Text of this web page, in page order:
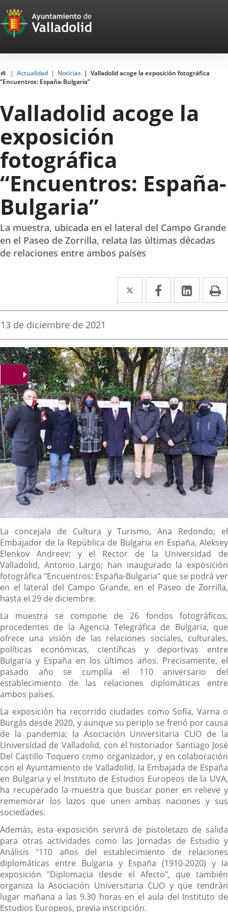
Portal
Web
del
Ayuntamiento
de
Valladolid
HomeActualidad Noticias
Valladolid acoge la exposición fotográfica
“Encuentros: España-Bulgaria”
Valladolid acoge la
exposición
fotográfica
“Encuentros: España-
Bulgaria”
La muestra, ubicada en el lateral del Campo Grande
en el Paseo de Zorrilla, relata las últimas décadas
de relaciones entre ambos países
Twitter
Enlace
a
aplicación
externa.
Facebook
Enlace
a
aplicación
externa.
Enlace
a
Fecha
la
noticia
13 de diciembre de 2021
Descripción
La concejala de Cultura y Turismo, Ana Redondo; el
Embajador de la República de Bulgaria en España, Aleksey
Elenkov Andreev; y el Rector de la Universidad de
Valladolid, Antonio Largo; han inaugurado la exposición
fotográfica "Encuentros: España-Bulgaria" que se podrá ver
en el lateral del Campo Grande, en el Paseo de Zorrilla,
hasta el 29 de diciembre.
La muestra se compone de 26 fondos fotográficos,
procedentes de la Agencia Telegráfica de Bulgaria, que
ofrece una visión de las relaciones sociales, culturales,
políticas económicas, científicas y deportivas entre
Bulgaria y España en los últimos años. Precisamente, el
pasado año se cumplía el 110 aniversario del
establecimiento de las relaciones diplomáticas entre
ambos países.
La exposición ha recorrido ciudades como Sofía, Varna o
Burgás desde 2020, y aunque su periplo se frenó por causa
de la pandemia; la Asociación Universitaria CLIO de la
Universidad de Valladolid, con el historiador Santiago José
Del Castillo Toquero como organizador, y en colaboración
con el Ayuntamiento de Valladolid, la Embajada de España
en Bulgaria y el Instituto de Estudios Europeos de la UVA,
ha recuperado la muestra que buscar poner en relieve y
rememorar los lazos que unen ambas naciones y sus
sociedades.
Además, esta exposición servirá de pistoletazo de salida
para otras actividades como las Jornadas de Estudio y
Análisis "110 años del establecimiento de relaciones
diplomáticas entre Bulgaria y España (1910-2020) y la
exposición "Diplomacia desde el Afecto", que también
organiza la Asociación Universitaria CLIO y que tendrán
lugar mañana a las 9.30 horas en el aula del Instituto de
Estudios Europeos, previa inscripción.